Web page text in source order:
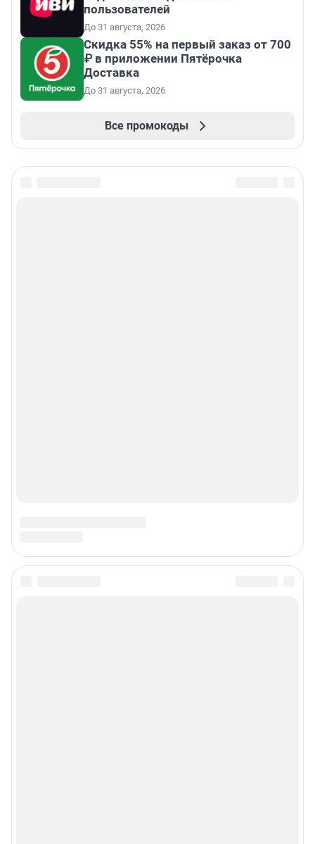
пользователей
До 31 августа, 2026
Скидка 55% на первый заказ от 700
₽ в приложении Пятёрочка
Доставка
До 31 августа, 2026
Все промокоды